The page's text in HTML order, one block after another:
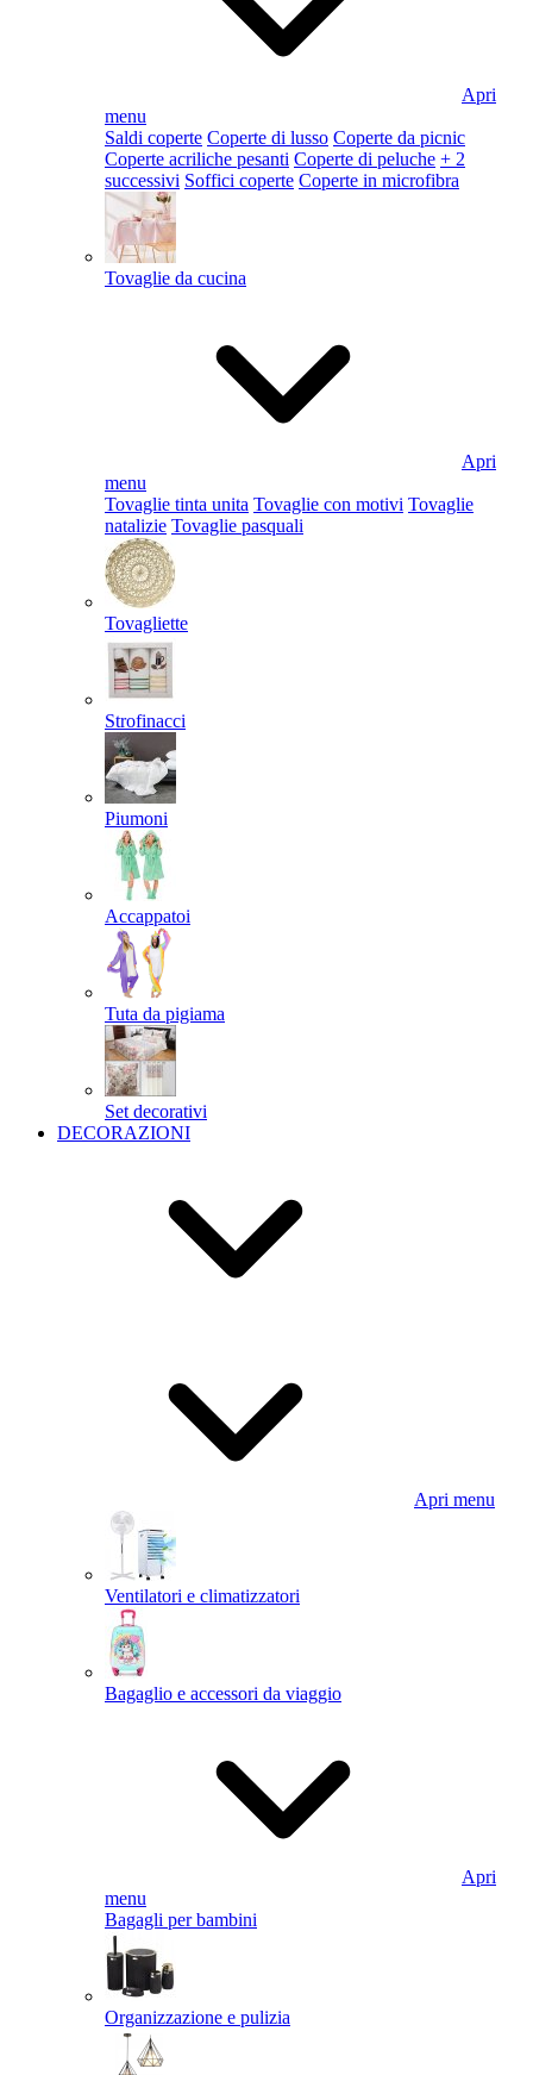
Apri
menu
Saldi coperte Coperte di lusso Coperte da picnic
Coperte acriliche pesanti Coperte di peluche + 2
successivi Soffici coperte Coperte in microfibra
Tovaglie da cucina
Apri
menu
Tovaglie tinta unita Tovaglie con motivi Tovaglie
natalizie Tovaglie pasquali
Tovagliette
Strofinacci
Piumoni
Accappatoi
Tuta da pigiama
Set decorativi
DECORAZIONI
Apri menu
Ventilatori e climatizzatori
Bagaglio e accessori da viaggio
Apri
menu
Bagagli per bambini
Organizzazione e pulizia